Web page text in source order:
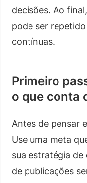
decisões. Ao
pode ser
contínuas.
Primeiro
o que conta
Antes de pensar
Use uma meta
sua estratégia
de publicações